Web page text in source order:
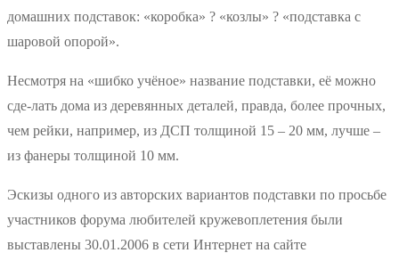
домашних подставок: «коробка» ? «козлы» ? «подставка с
шаровой опорой».
Несмотря на «шибко учёное» название подставки, её можно
сде-лать дома из деревянных деталей, правда, более прочных,
чем рейки, например, из ДСП толщиной 15 – 20 мм, лучше –
из фанеры толщиной 10 мм.
Эскизы одного из авторских вариантов подставки по просьбе
участников форума любителей кружевоплетения были
выставлены 30.01.2006 в сети Интернет на сайте